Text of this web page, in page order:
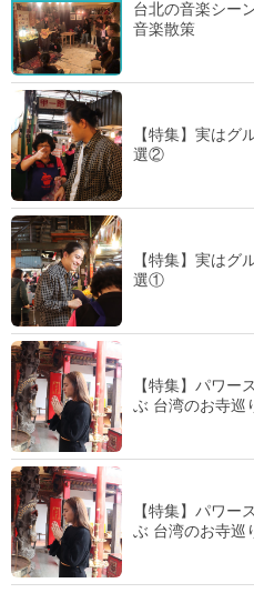
台北の音楽シー
音楽散策
【特集】実はグ
選②
【特集】実はグ
選①
【特集】パワー
ぶ 台湾のお寺
【特集】パワー
ぶ 台湾のお寺